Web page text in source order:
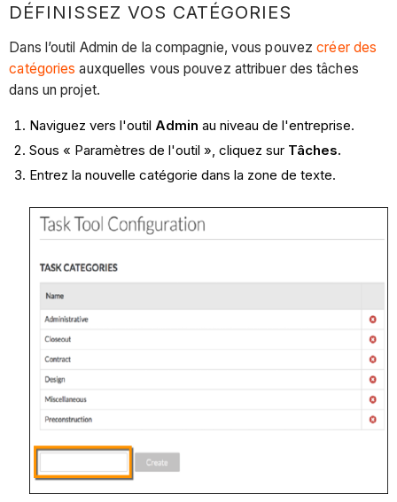
DÉFINISSEZ VOS CATÉGORIES
Dans l’outil Admin de la compagnie, vous pouvezcréer des
catégories auxquelles vous pouvez attribuer des tâches
dans un projet.
Naviguez vers l'outil Admin au niveau de l'entreprise.
Sous « Paramètres de l'outil », cliquez sur Tâches.
Entrez la nouvelle catégorie dans la zone de texte.